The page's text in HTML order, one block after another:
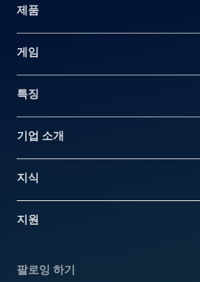
제품
게임
특징
기업 소개
지식
지원
팔로잉 하기